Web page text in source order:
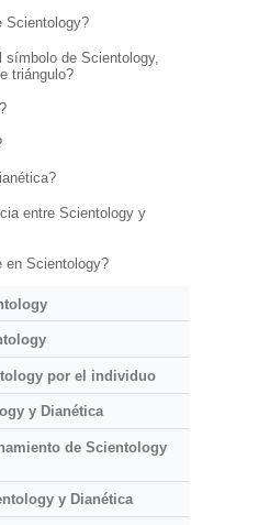
Scientology?
símbolo de Scientology,
triángulo?
entre Scientology y
en Scientology?
por el individuo
y Dianética
de Scientology
y Dianética